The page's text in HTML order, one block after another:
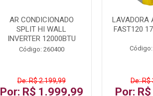
AR CONDICIONADO
SPLIT HI WALL
INVERTER 12000BTU
Código: 260400
De: R$ 2.199,99
Por: R$ 1.999,99
LAVADORA
FAST120
De: R$
Por: